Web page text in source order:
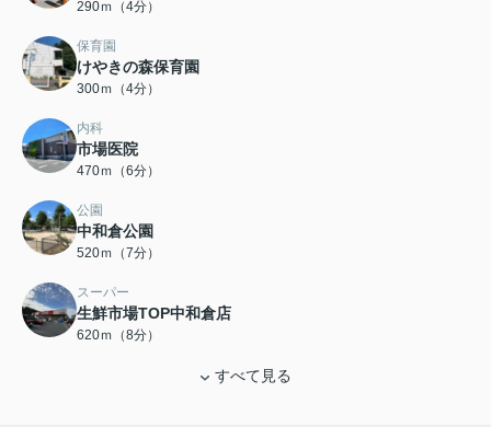
290ｍ（4分）
保育園
けやきの森保育園
300ｍ（4分）
内科
市場医院
470ｍ（6分）
公園
中和倉公園
520ｍ（7分）
スーパー
生鮮市場TOP中和倉店
620ｍ（8分）
すべて見る